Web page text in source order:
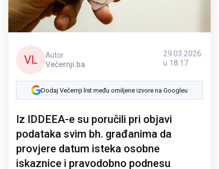
VL
Autor
Večernji.ba
29.03.2026.
u 18:17
Dodaj Večernji list među omiljene izvore na Googleu
Iz IDDEEA-e su poručili pri objavi
podataka svim bh. građanima da
provjere datum isteka osobne
iskaznice i pravodobno podnesu